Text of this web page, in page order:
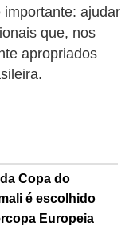
ajudar
que, nos
apropriados
Copa do
é escolhido
Europeia